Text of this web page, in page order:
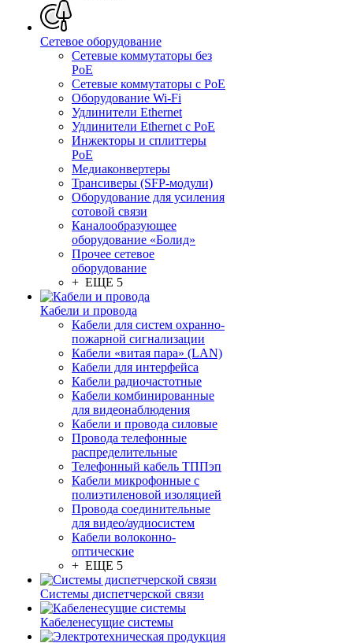
Сетевое оборудование
Сетевые коммутаторы без
PoE
Сетевые коммутаторы с PoE
Оборудование Wi-Fi
Удлинители Ethernet
Удлинители Ethernet с PoE
Инжекторы и сплиттеры
PoE
Медиаконвертеры
Трансиверы (SFP-модули)
Оборудование для усиления
сотовой связи
Каналообразующее
оборудование «Болид»
Прочее сетевое
оборудование
+ ЕЩЕ 5
Кабели и провода
Кабели для систем охранно-
пожарной сигнализации
Кабели «витая пара» (LAN)
Кабели для интерфейса
Кабели радиочастотные
Кабели комбинированные
для видеонаблюдения
Кабели и провода силовые
Провода телефонные
распределительные
Телефонный кабель ТППэп
Кабели микрофонные с
полиэтиленовой изоляцией
Провода соединительные
для видео/аудиосистем
Кабели волоконно-
оптические
+ ЕЩЕ 5
Системы диспетчерской связи
Кабеленесущие системы